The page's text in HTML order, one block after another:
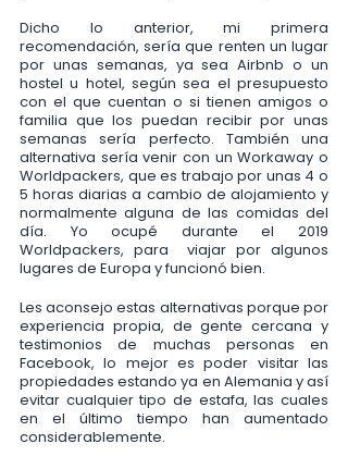
Dicho lo anterior, mi primera
recomendación, sería que renten un lugar
por unas semanas, ya sea Airbnb o un
hostel u hotel, según sea el presupuesto
con el que cuentan o si tienen amigos o
familia que los puedan recibir por unas
semanas sería perfecto. También una
alternativa sería venir con un Workaway o
Worldpackers, que es trabajo por unas 4 o
5 horas diarias a cambio de alojamiento y
normalmente alguna de las comidas del
día. Yo ocupé durante el 2019
Worldpackers, para  viajar por algunos
lugares de Europa y funcionó bien.
Les aconsejo estas alternativas porque por
experiencia propia, de gente cercana y
testimonios de muchas personas en
Facebook, lo mejor es poder visitar las
propiedades estando ya en Alemania y así
evitar cualquier tipo de estafa, las cuales
en el último tiempo han aumentado
considerablemente.